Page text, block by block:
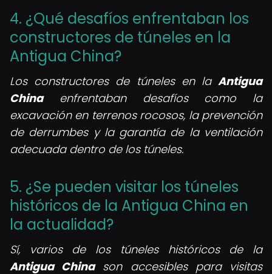
4. ¿Qué desafíos enfrentaban los
constructores de túneles en la
Antigua China?
Los constructores de túneles en la Antigua
Chinaenfrentaban desafíos como la
excavación en terrenos rocosos, la prevención
de derrumbes y la garantía de la ventilación
adecuada dentro de los túneles.
5. ¿Se pueden visitar los túneles
históricos de la Antigua China en
la actualidad?
Sí, varios de los túneles históricos de la
Antigua Chinason accesibles para visitas